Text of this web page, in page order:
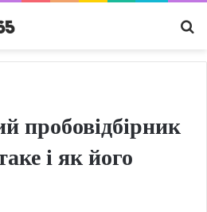
пробовідбірник
і як його